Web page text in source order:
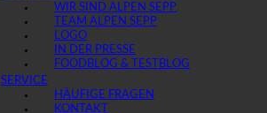
WIR SIND ALPEN SEPP
TEAM ALPEN SEPP
LOGO
IN DER PRESSE
FOODBLOG & TESTBLOG
SERVICE
HÄUFIGE FRAGEN
KONTAKT